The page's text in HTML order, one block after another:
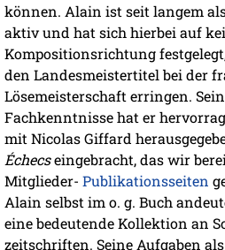
können. Alain ist seit langem
aktiv und hat sich hierbei auf
Kompositionsrichtung
den Landesmeistertitel bei der
Lösemeisterschaft erringen.
Fachkenntnisse hat er
mit Nicolas Giffard
Échecseingebracht, das wir
Mitglieder- Publikationsseiten
Alain selbst im o. g. Buch
eine bedeutende Kollektion an
zeitschriften. Seine Aufgaben